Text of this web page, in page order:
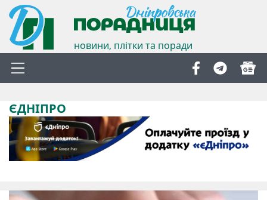
новини, плітки та поради
ЄДНІПРО